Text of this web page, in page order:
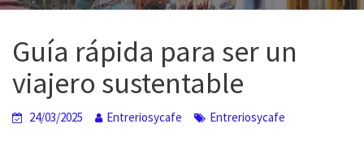
Guía rápida para ser un
viajero sustentable
24/03/2025 Entreriosycafe Entreriosycafe